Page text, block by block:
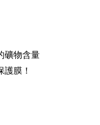
礦物含量
膜！